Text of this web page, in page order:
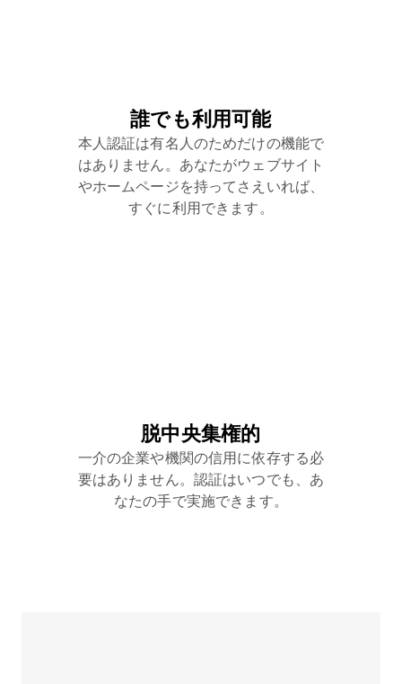
誰でも利用可能
本人認証は有名人のためだけの機能で
はありません。あなたがウェブサイト
やホームページを持ってさえいれば、
すぐに利用できます。
脱中央集権的
一介の企業や機関の信用に依存する必
要はありません。認証はいつでも、あ
なたの手で実施できます。